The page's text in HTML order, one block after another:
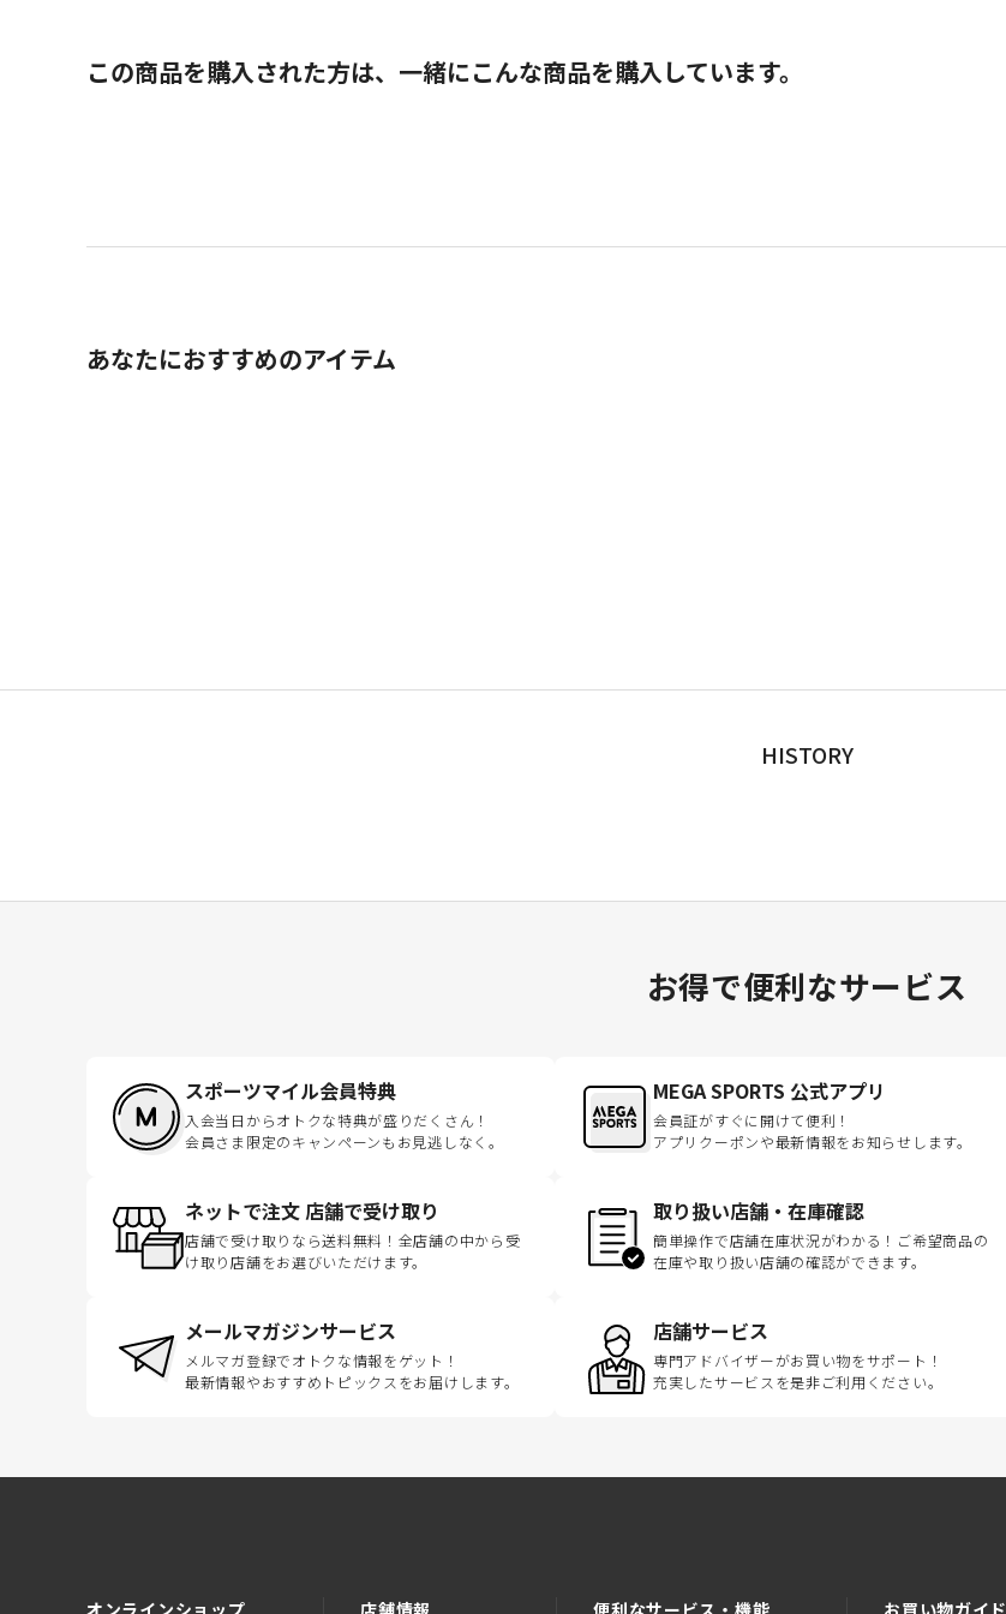
この商品を購入された方は、一緒にこんな商品を購入しています。
あなたにおすすめのアイテム
HISTORY
お得で便利なサービス
スポーツマイル会員特典
入会当日からオトクな特典が盛りだくさん！
会員さま限定のキャンペーンもお見逃しなく。
MEGA SPORTS 公式アプリ
会員証がすぐに開けて便利！
アプリクーポンや最新情報をお知らせします。
ネットで注文 店舗で受け取り
店舗で受け取りなら送料無料！全店舗の中から受
け取り店舗をお選びいただけます。
取り扱い店舗・在庫確認
簡単操作で店舗在庫状況がわかる！ご希望商品の
在庫や取り扱い店舗の確認ができます。
メールマガジンサービス
メルマガ登録でオトクな情報をゲット！
最新情報やおすすめトピックスをお届けします。
店舗サービス
専門アドバイザーがお買い物をサポート！
充実したサービスを是非ご利用ください。
オンラインショップ 店舗情報 便利なサービス・機能 お買い物ガイド